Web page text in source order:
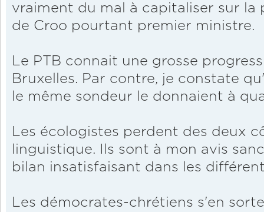
vraiment du mal à capitaliser sur la
de Croo pourtant premier ministre.
Le PTB connait une grosse
Bruxelles. Par contre, je constate
le même sondeur le donnaient à
Les écologistes perdent des deux
linguistique. Ils sont à mon avis
bilan insatisfaisant dans les
Les démocrates-chrétiens s'en